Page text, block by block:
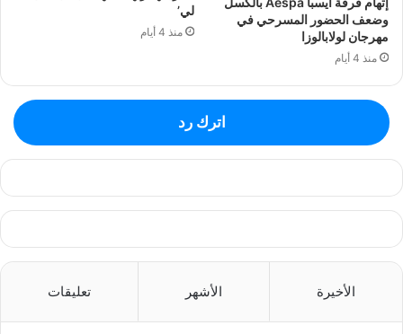
وضعف الحضور المسرحي في
مهرجان لولابالوزا
منذ 4 أيام
لي’
منذ 4 أيام
اترك رد
الأخيرة الأشهر تعليقات